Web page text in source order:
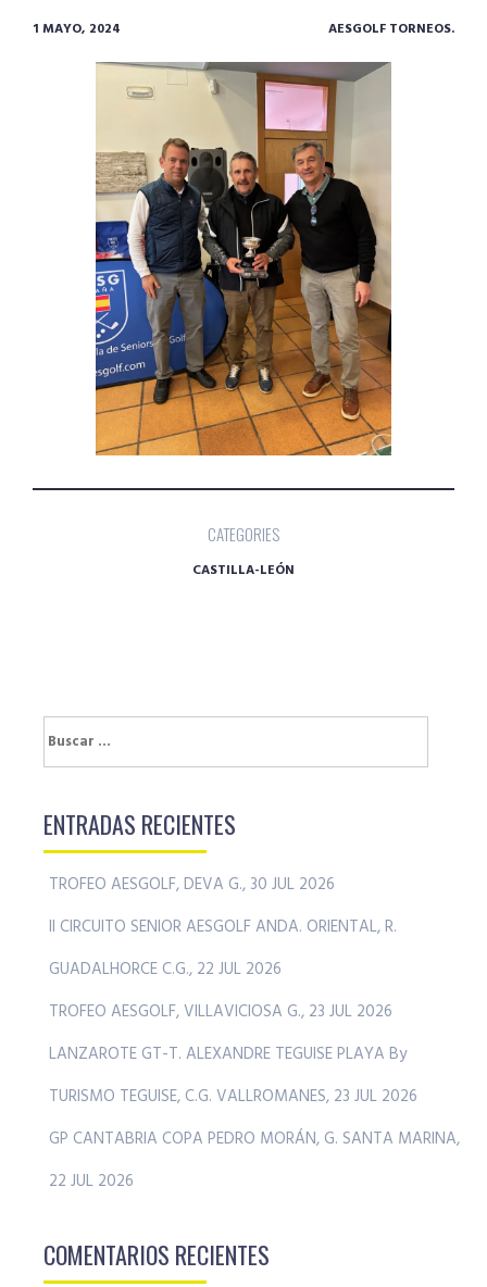
1 MAYO, 2024 AESGOLF TORNEOS.
CATEGORIES
CASTILLA-LEÓN
Buscar:
ENTRADAS RECIENTES
TROFEO AESGOLF, DEVA G., 30 JUL 2026
II CIRCUITO SENIOR AESGOLF ANDA. ORIENTAL, R.
GUADALHORCE C.G., 22 JUL 2026
TROFEO AESGOLF, VILLAVICIOSA G., 23 JUL 2026
LANZAROTE GT-T. ALEXANDRE TEGUISE PLAYA By
TURISMO TEGUISE, C.G. VALLROMANES, 23 JUL 2026
GP CANTABRIA COPA PEDRO MORÁN, G. SANTA MARINA,
22 JUL 2026
COMENTARIOS RECIENTES